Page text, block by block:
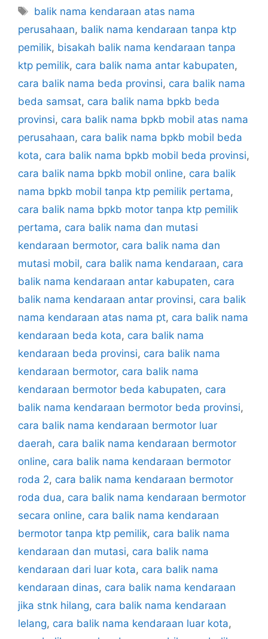
Tags
balik nama kendaraan atas nama
perusahaan, balik nama kendaraan tanpa ktp
pemilik, bisakah balik nama kendaraan tanpa
ktp pemilik, cara balik nama antar kabupaten,
cara balik nama beda provinsi, cara balik nama
beda samsat, cara balik nama bpkb beda
provinsi, cara balik nama bpkb mobil atas nama
perusahaan, cara balik nama bpkb mobil beda
kota, cara balik nama bpkb mobil beda provinsi,
cara balik nama bpkb mobil online, cara balik
nama bpkb mobil tanpa ktp pemilik pertama,
cara balik nama bpkb motor tanpa ktp pemilik
pertama, cara balik nama dan mutasi
kendaraan bermotor, cara balik nama dan
mutasi mobil, cara balik nama kendaraan, cara
balik nama kendaraan antar kabupaten, cara
balik nama kendaraan antar provinsi, cara balik
nama kendaraan atas nama pt, cara balik nama
kendaraan beda kota, cara balik nama
kendaraan beda provinsi, cara balik nama
kendaraan bermotor, cara balik nama
kendaraan bermotor beda kabupaten, cara
balik nama kendaraan bermotor beda provinsi,
cara balik nama kendaraan bermotor luar
daerah, cara balik nama kendaraan bermotor
online, cara balik nama kendaraan bermotor
roda 2, cara balik nama kendaraan bermotor
roda dua, cara balik nama kendaraan bermotor
secara online, cara balik nama kendaraan
bermotor tanpa ktp pemilik, cara balik nama
kendaraan dan mutasi, cara balik nama
kendaraan dari luar kota, cara balik nama
kendaraan dinas, cara balik nama kendaraan
jika stnk hilang, cara balik nama kendaraan
lelang, cara balik nama kendaraan luar kota,